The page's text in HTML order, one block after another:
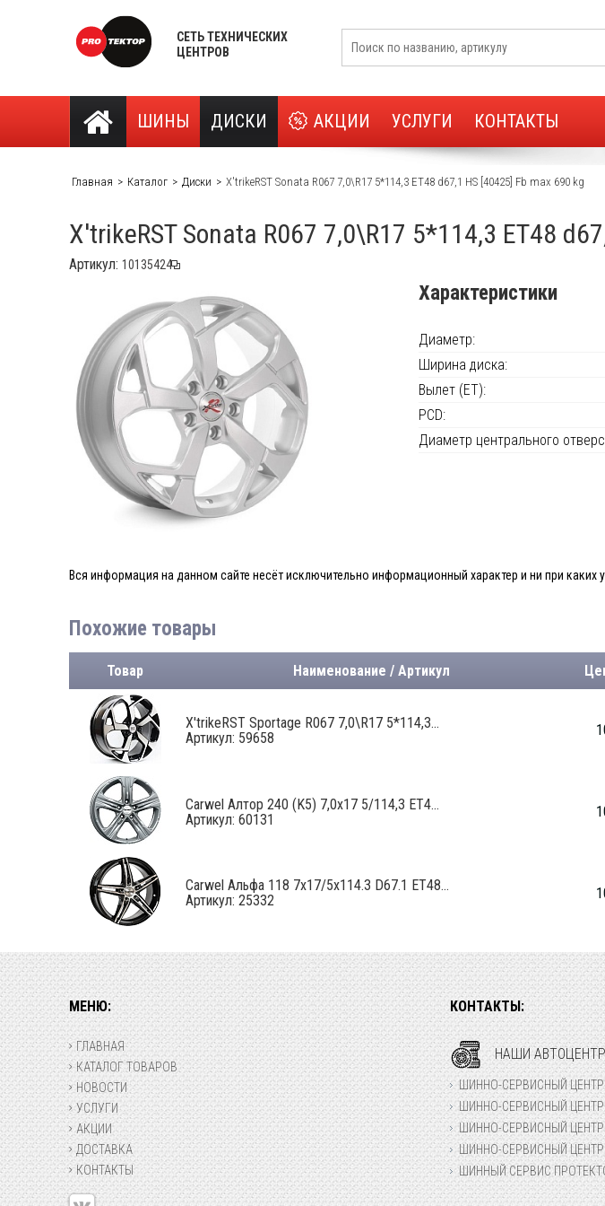
СЕТЬ ТЕХНИЧЕСКИХ
ЦЕНТРОВ
ШИНЫ ДИСКИ АКЦИИ УСЛУГИ КОНТАКТЫ
Главная Каталог Диски X'trikeRST Sonata R067 7,0\R17 5*114,3 ET48 d67,1 HS [40425] Fb max 690 kg
X'trikeRST Sonata R067 7,0\R17 5*114,3 ET48
Артикул:
Характеристики
Диаметр:
Ширина диска:
Вылет (ET):
PCD:
Диаметр центрального
Вся информация на данном сайте несёт исключительно информационный характер и ни при
Похожие товары
Товар Наименование / Артикул
X'trikeRST Sportage R067 7,0\R17 5*114,3...
Артикул: 59658
Carwel Алтор 240 (K5) 7,0x17 5/114,3 ET4...
Артикул: 60131
Carwel Альфа 118 7x17/5x114.3 D67.1 ET48...
Артикул: 25332
МЕНЮ:
ГЛАВНАЯ
КАТАЛОГ ТОВАРОВ
НОВОСТИ
УСЛУГИ
АКЦИИ
ДОСТАВКА
КОНТАКТЫ
КОНТАКТЫ:
НАШИ
ШИННО-СЕРВИСНЫЙ ЦЕНТР
ШИННО-СЕРВИСНЫЙ ЦЕНТР
ШИННО-СЕРВИСНЫЙ ЦЕНТР
ШИННО-СЕРВИСНЫЙ ЦЕНТР
ШИННЫЙ СЕРВИС